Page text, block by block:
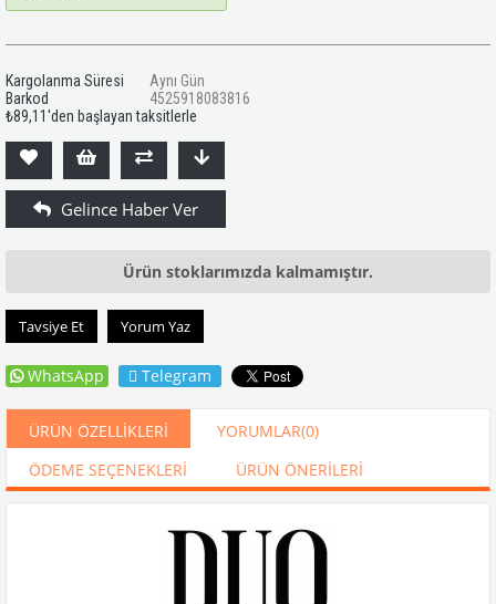
Kargolanma Süresi
Aynı Gün
Barkod
4525918083816
₺89,11'den başlayan taksitlerle
Ürün stoklarımızda kalmamıştır.
Tavsiye Et Yorum Yaz
WhatsApp Telegram
ÜRÜN ÖZELLIKLERI YORUMLAR(0)
ÖDEME SEÇENEKLERI
ÜRÜN ÖNERILERI